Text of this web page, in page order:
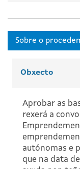
Obxecto
Aprobar as
rexerá a
autónomas e
que na data